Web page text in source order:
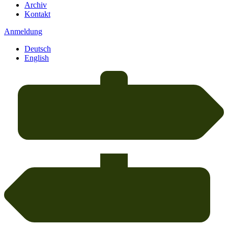
Archiv
Kontakt
Anmeldung
Deutsch
English